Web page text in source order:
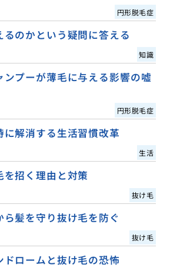
円形脱毛症
のかという疑問に答える
知識
ンプーが薄毛に与える影響の嘘
円形脱毛症
解消する生活習慣改革
生活
招く理由と対策
抜け毛
髪を守り抜け毛を防ぐ
抜け毛
ドロームと抜け毛の恐怖